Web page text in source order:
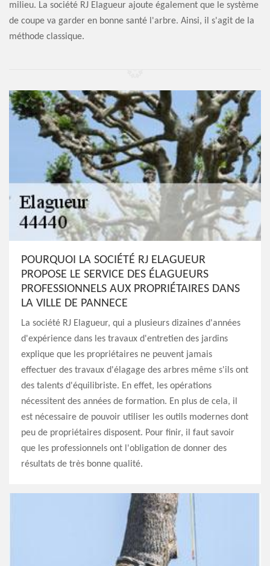
milieu. La société RJ Elagueur ajoute également que le système
de coupe va garder en bonne santé l'arbre. Ainsi, il s'agit de la
méthode classique.
POURQUOI LA SOCIÉTÉ RJ ELAGUEUR
PROPOSE LE SERVICE DES ÉLAGUEURS
PROFESSIONNELS AUX PROPRIÉTAIRES DANS
LA VILLE DE PANNECE
La société RJ Elagueur, qui a plusieurs dizaines d'années
d'expérience dans les travaux d'entretien des jardins
explique que les propriétaires ne peuvent jamais
effectuer des travaux d'élagage des arbres même s'ils ont
des talents d'équilibriste. En effet, les opérations
nécessitent des années de formation. En plus de cela, il
est nécessaire de pouvoir utiliser les outils modernes dont
peu de propriétaires disposent. Pour finir, il faut savoir
que les professionnels ont l'obligation de donner des
résultats de très bonne qualité.